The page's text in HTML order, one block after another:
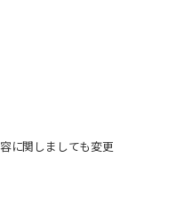
に関しましても変更